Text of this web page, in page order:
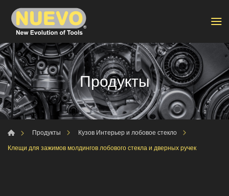
Продукты
Продукты
Кузов Интерьер и лобовое стекло
Клещи для зажимов молдингов лобового стекла и дверных ручек